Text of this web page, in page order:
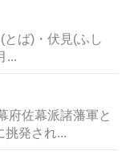
ば)・伏見(ふし
...
府佐幕派諸藩軍と
挑発され...